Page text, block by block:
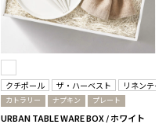
クチポール ザ・ハーベスト リネンテイ
カトラリー ナプキン プレート
URBAN TABLE WARE BOX / ホワイト